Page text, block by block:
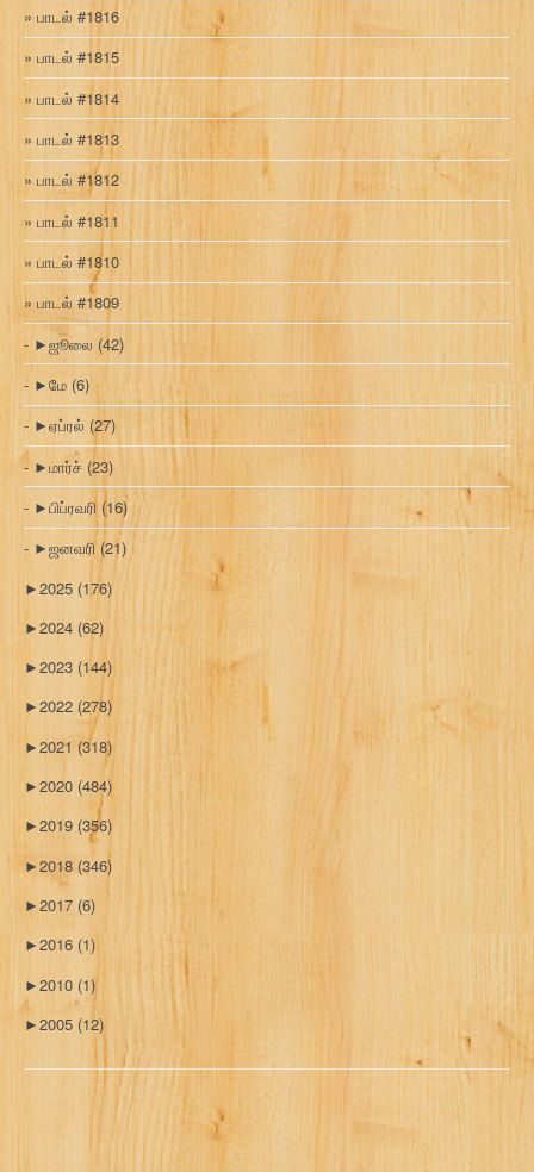
பாடல் #1816
பாடல் #1815
பாடல் #1814
பாடல் #1813
பாடல் #1812
பாடல் #1811
பாடல் #1810
பாடல் #1809
►ஜூலை (42)
►மே (6)
►ஏப்ரல் (27)
►மார்ச் (23)
►பிப்ரவரி (16)
►ஜனவரி (21)
►2025 (176)
►2024 (62)
►2023 (144)
►2022 (278)
►2021 (318)
►2020 (484)
►2019 (356)
►2018 (346)
►2017 (6)
►2016 (1)
►2010 (1)
►2005 (12)